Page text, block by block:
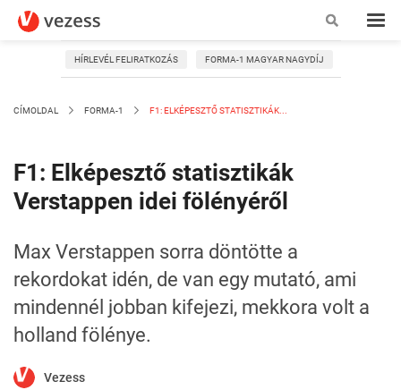
HÍRLEVÉL FELIRATKOZÁS FORMA-1 MAGYAR NAGYDÍJ
CÍMOLDAL FORMA-1 F1: ELKÉPESZTŐ STATISZTIKÁK...
F1: Elképesztő statisztikák
Verstappen idei fölényéről
Max Verstappen sorra döntötte a
rekordokat idén, de van egy mutató, ami
mindennél jobban kifejezi, mekkora volt a
holland fölénye.
Vezess